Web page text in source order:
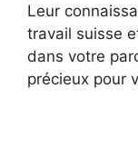
Leur
travail suisse
dans votre
précieux pour